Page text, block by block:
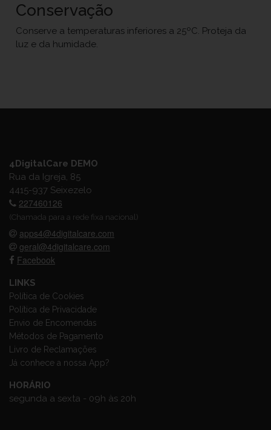
Conservação
Conserve a temperaturas inferiores a 25ºC. Proteja da
luz e da humidade.
4DigitalCare DEMO
Rua da Igreja, 85
4415-937 Seixezelo
227460126
(Chamada para a rede fixa nacional)
apps4@4digitalcare.com
geral@4digitalcare.com
Facebook
LINKS
Política de Cookies
Política de Privacidade
Envio de Encomendas
Métodos de Pagamento
Livro de Reclamações
Já conhece a nossa App?
HORÁRIO
segunda a sexta - 09h às 20h